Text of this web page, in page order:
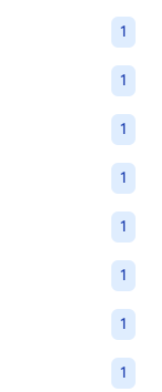
1
1
1
1
1
1
1
1